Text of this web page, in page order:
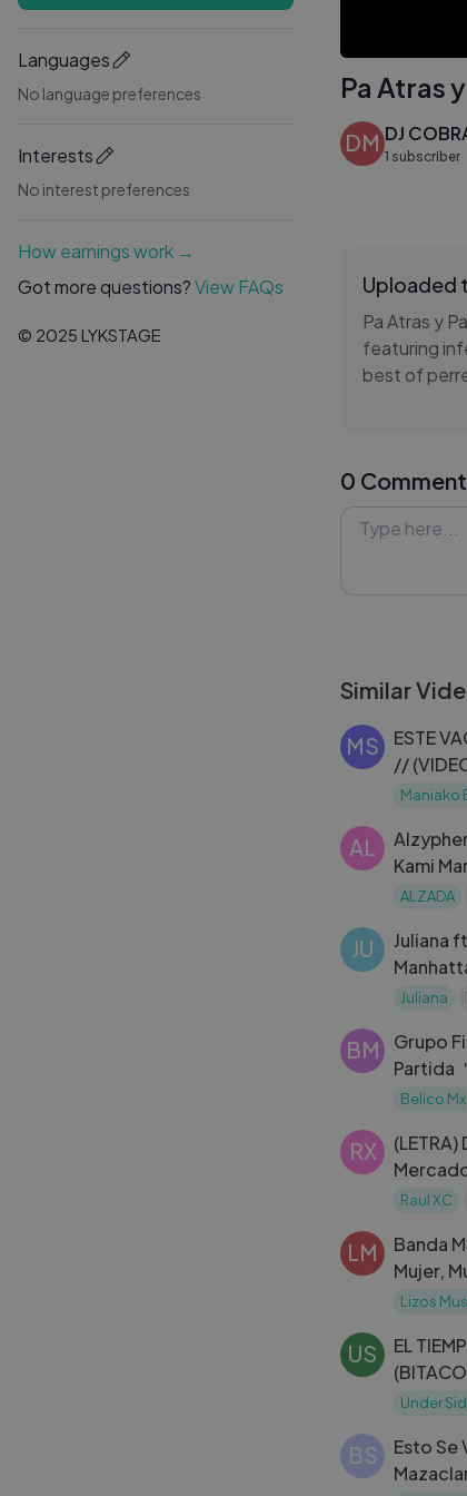
Languages
No language preferences
Interests
No interest preferences
How earnings work →
Got more questions?View FAQs
© 2025 LYKSTAGE
Pa Atras
DM DJ
1 subscriber
Uploaded
Pa Atras y
featuring
best of
the
#Lykstage
0
Similar
MS
ESTE
//
Maniako
AL
Kami
ALZADA
JU
Juliana
Juliana
BM
Grupo
Partida
Belico Mx
RX
(LETRA)
Raul XC
LM
Banda
Mujer,
Lizos
US
EL
3)
Under
BS
Esto Se